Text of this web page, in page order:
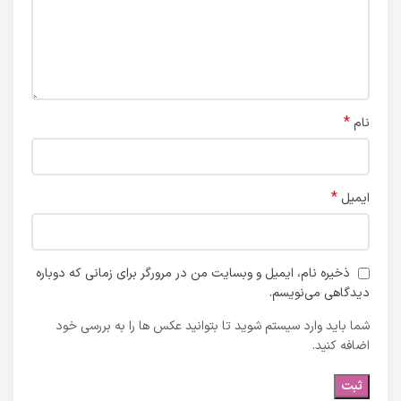
نام *
ایمیل *
ذخیره نام، ایمیل و وبسایت من در مرورگر برای زمانی که دوباره
دیدگاهی می‌نویسم.
شما باید وارد سیستم شوید تا بتوانید عکس ها را به بررسی خود
اضافه کنید.